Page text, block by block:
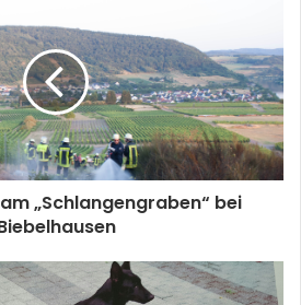
„Schlangengraben“ bei